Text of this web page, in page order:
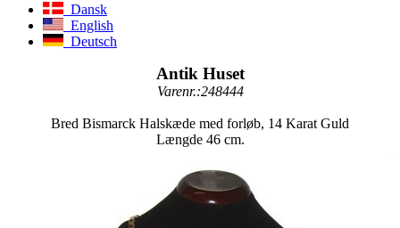
Dansk
English
Deutsch
Antik Huset
Varenr.:248444
Bred Bismarck Halskæde med forløb, 14 Karat Guld
Længde 46 cm.